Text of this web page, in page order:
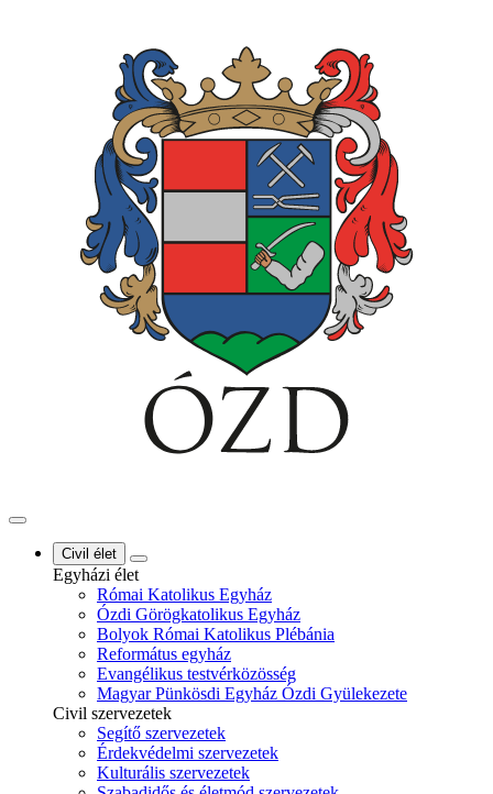
Civil élet
Egyházi élet
Római Katolikus Egyház
Ózdi Görögkatolikus Egyház
Bolyok Római Katolikus Plébánia
Református egyház
Evangélikus testvérközösség
Magyar Pünkösdi Egyház Ózdi Gyülekezete
Civil szervezetek
Segítő szervezetek
Érdekvédelmi szervezetek
Kulturális szervezetek